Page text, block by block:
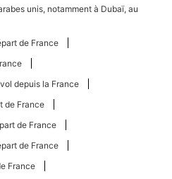
unis, notamment à Dubaï, au
de France
depuis la France
de France
de France
de France
France